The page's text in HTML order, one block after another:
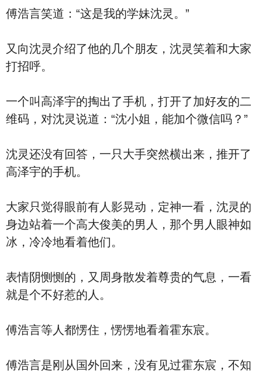
傅浩言笑道：“这是我的学妹沈灵。”
又向沈灵介绍了他的几个朋友，沈灵笑着和大家
打招呼。
一个叫高泽宇的掏出了手机，打开了加好友的二
维码，对沈灵说道：“沈小姐，能加个微信吗？”
沈灵还没有回答，一只大手突然横出来，推开了
高泽宇的手机。
大家只觉得眼前有人影晃动，定神一看，沈灵的
身边站着一个高大俊美的男人，那个男人眼神如
冰，冷冷地看着他们。
表情阴恻恻的，又周身散发着尊贵的气息，一看
就是个不好惹的人。
傅浩言等人都愣住，愣愣地看着霍东宸。
傅浩言是刚从国外回来，没有见过霍东宸，不知